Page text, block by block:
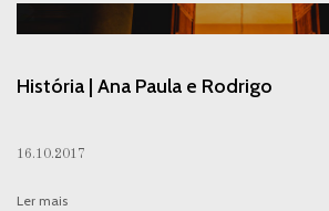
História | Ana Paula e Rodrigo
16.10.2017
Ler mais